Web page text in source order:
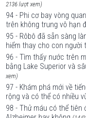
2136 lượt xem)
94 - Phi cơ bay vòng
trên không trung vô hạn
95 - Rôbô đã sẵn sàng
hiểm thay cho con người
96 - Tìm thấy nước trên
bằng Lake Superior và
xem)
97 - Khám phá mới về
rộng và có thể có nhiều
98 - Thử máu có thể tiên